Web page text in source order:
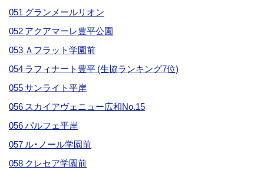
051 グランメールリオン
052 アクアマーレ豊平公園
053 Ａフラット学園前
054 ラフィナート豊平 (生協ランキング7位)
055 サンライト平岸
056 スカイアヴェニュー広和No.15
056 パルフェ平岸
057 ル・ノール学園前
058 クレセア学園前